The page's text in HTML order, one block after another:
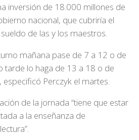
inversión de 18.000 millones de
nacional, que cubriría el
de las y los maestros.
mañana pase de 7 a 12 o de
tarde lo haga de 13 a 18 o de
Perczyk el martes.
de la jornada “tiene que estar
a la enseñanza de